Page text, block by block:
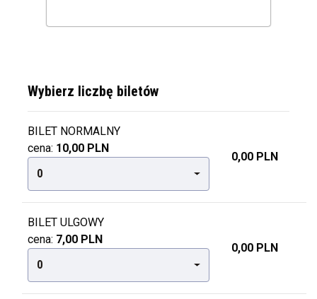
Wybierz liczbę biletów
BILET NORMALNY
cena: 10,00 PLN
0
0,00 PLN
BILET ULGOWY
cena: 7,00 PLN
0
0,00 PLN